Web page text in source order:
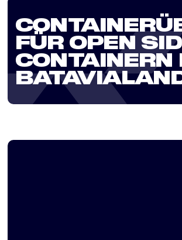
FÜR OPEN
CONTAINERN